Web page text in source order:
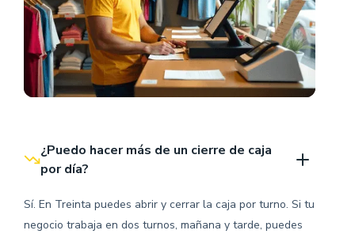
¿Puedo hacer más de un cierre de caja
por día?
Sí. En Treinta puedes abrir y cerrar la caja por turno. Si tu
negocio trabaja en dos turnos, mañana y tarde, puedes